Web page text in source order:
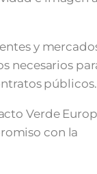
y
necesarios
públicos.
Verde
con la